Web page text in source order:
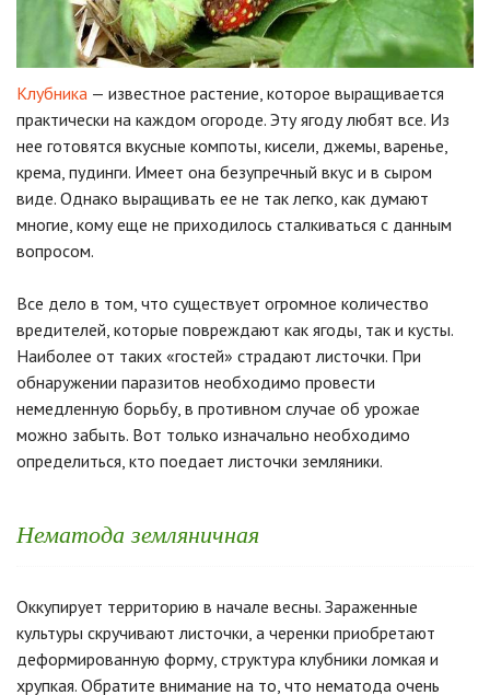
Клубника — известное растение, которое выращивается
практически на каждом огороде. Эту ягоду любят все. Из
нее готовятся вкусные компоты, кисели, джемы, варенье,
крема, пудинги. Имеет она безупречный вкус и в сыром
виде. Однако выращивать ее не так легко, как думают
многие, кому еще не приходилось сталкиваться с данным
вопросом.
Все дело в том, что существует огромное количество
вредителей, которые повреждают как ягоды, так и кусты.
Наиболее от таких «гостей» страдают листочки. При
обнаружении паразитов необходимо провести
немедленную борьбу, в противном случае об урожае
можно забыть. Вот только изначально необходимо
определиться, кто поедает листочки земляники.
Нематода земляничная
Оккупирует территорию в начале весны. Зараженные
культуры скручивают листочки, а черенки приобретают
деформированную форму, структура клубники ломкая и
хрупкая. Обратите внимание на то, что нематода очень